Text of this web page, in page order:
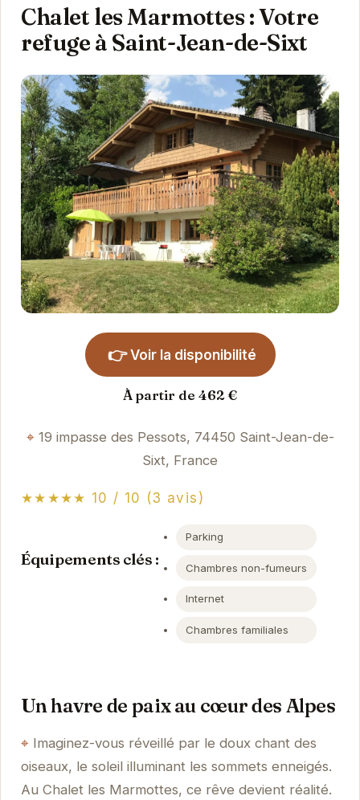
Chalet les Marmottes : Votre
refuge à Saint-Jean-de-Sixt
👉 Voir la disponibilité
À partir de 462 €
19 impasse des Pessots, 74450 Saint-Jean-de-
Sixt, France
★★★★★ 10 / 10 (3 avis)
Équipements clés :
Parking
Chambres non-fumeurs
Internet
Chambres familiales
Un havre de paix au cœur des Alpes
Imaginez-vous réveillé par le doux chant des
oiseaux, le soleil illuminant les sommets enneigés.
Au Chalet les Marmottes, ce rêve devient réalité.